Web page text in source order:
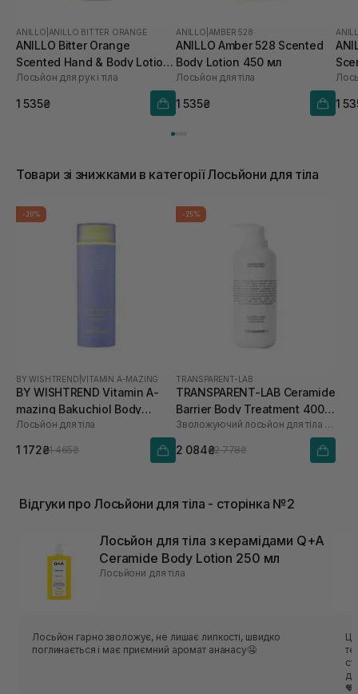
ANILLO ANILLO BITTER ORANGE
ANILLO Bitter Orange
Scented Hand & Body Lotion
450 мл
Лосьйон для рук і тіла
1 535₴
ANILLO AMBER 528
ANILLO Amber 528 Scented
Body Lotion 450 мл
Лосьйон для тіла
1 535₴ 1
Товари зі знижками в категорії Лосьйони для тіла
-20%
BY WISHTREND |VITAMIN A-MAZING
BY WISHTREND Vitamin A-
mazing Bakuchiol Body
Lotion 150 г
Лосьйон для тіла
1 172₴1 465₴
-25%
TRANSPARENT-LAB
TRANSPARENT-LAB Ceramide
Barrier Body Treatment 400
мл
Зволожуючий лосьйон для тіла з керамідами
2 084₴2 778₴
Відгуки про Лосьйони для тіла - сторінка №2
Лосьйон для тіла з керамідами Q+A
Ceramide Body Lotion 250 мл
Лосьйони для тіла
Лосьйон гарно зволожує, не лишає липкості, швидко
поглинається і має приємний аромат ананасу🤤